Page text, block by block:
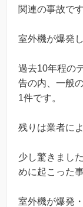
関連の事故です
室外機が爆発
過去10年程の
告の内、一般
1件です。
残りは業者に
少し驚きまし
めに起こった
室外機が爆発